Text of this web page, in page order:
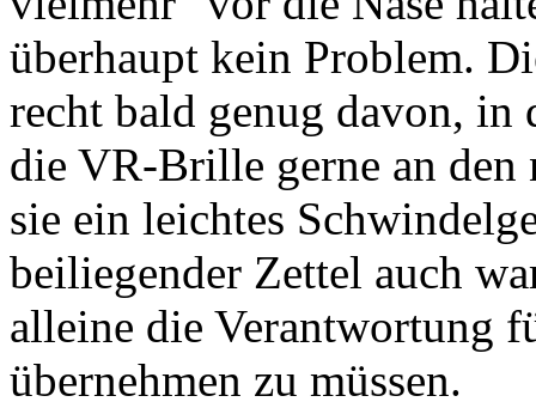
überhaupt kein Problem.
recht bald genug davon, in
die VR-Brille gerne an den
sie ein leichtes
beiliegender Zettel auch
alleine die Verantwortung
übernehmen zu müssen.